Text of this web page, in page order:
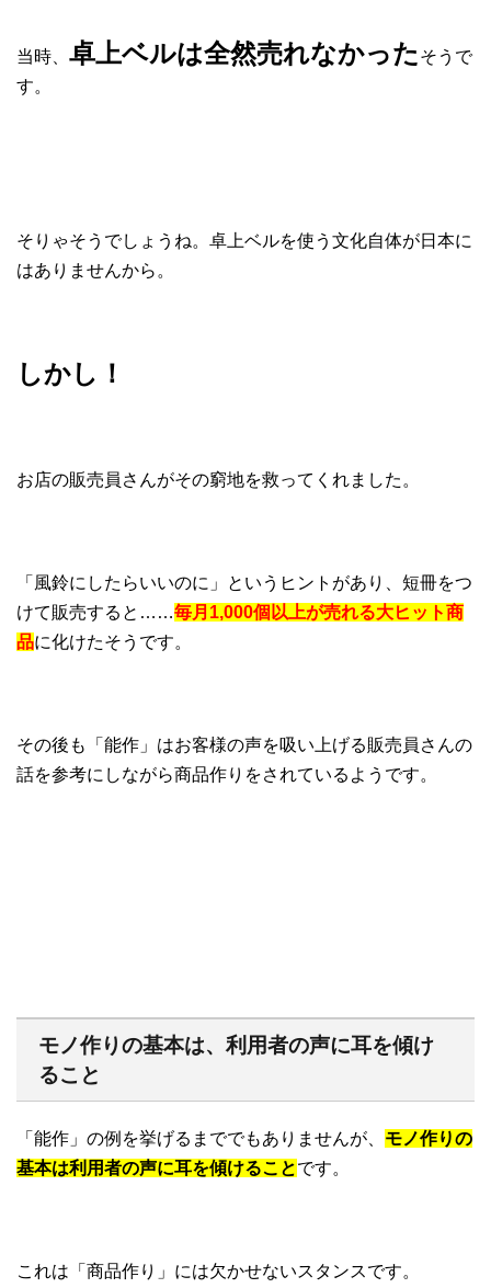
当時、 卓上ベルは全然売れなかった そうで
す。
そりゃそうでしょうね。卓上ベルを使う文化自体が日本に
はありませんから。
しかし！
お店の販売員さんがその窮地を救ってくれました。
「風鈴にしたらいいのに」というヒントがあり、短冊をつ
けて販売すると……毎月1,000個以上が売れる大ヒット商
品に化けたそうです。
その後も「能作」はお客様の声を吸い上げる販売員さんの
話を参考にしながら商品作りをされているようです。
モノ作りの基本は、利用者の声に耳を傾け
ること
「能作」の例を挙げるまででもありませんが、 モノ作りの
基本は利用者の声に耳を傾けることです。
これは「商品作り」には欠かせないスタンスです。